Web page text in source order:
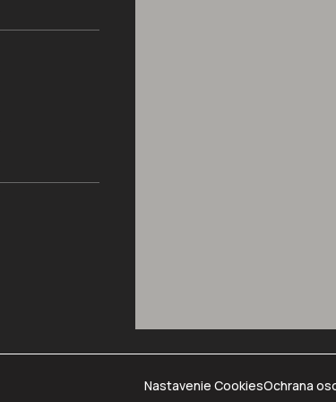
Nastavenie CookiesOchrana